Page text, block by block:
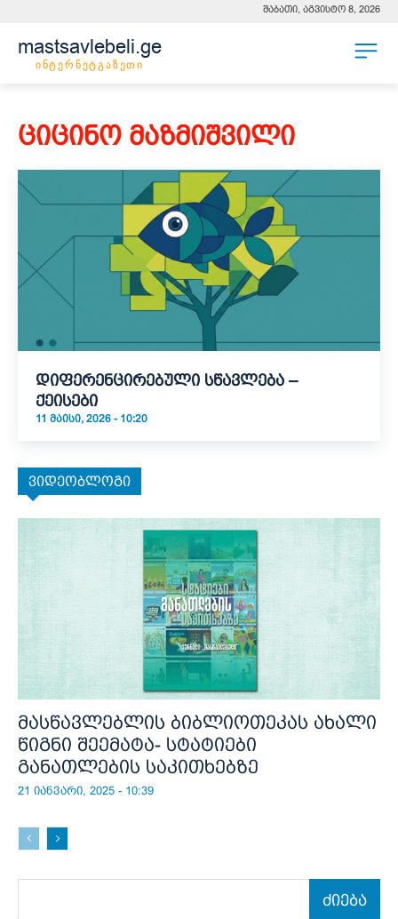
შაბათი, აგვისტო 8, 2026
mastsavlebeli.ge
ინტერნეტგაზეთი
ციცინო მაზმიშვილი
დიფერენცირებული სწავლება –
ქეისები
11 ᲛᲐᲘᲡᲘ, 2026 - 10:20
ვიდეობლოგი
მასწავლებლის ბიბლიოთეკას ახალი
წიგნი შეემატა- სტატიები
განათლების საკითხებზე
21 იანვარი, 2025 - 10:39
ძიება